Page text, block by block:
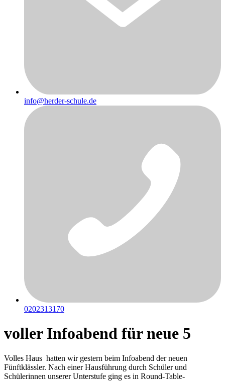
info@herder-schule.de
0202313170
voller Infoabend für neue 5
Volles Haus hatten wir gestern beim Infoabend der neuen
Fünftklässler. Nach einer Hausführung durch Schüler und
Schülerinnen unserer Unterstufe ging es in Round-Table-